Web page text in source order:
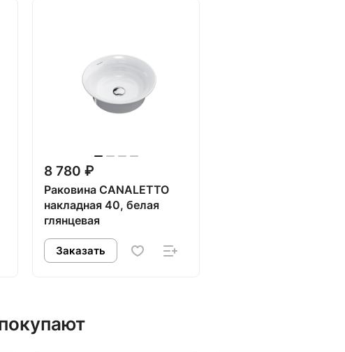
8 780 ₽
Раковина CANALETTO
накладная 40, белая
глянцевая
Заказать